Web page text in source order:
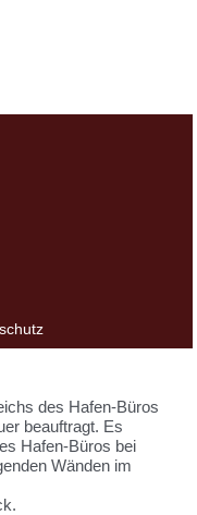
des Hafen-Büros
beauftragt. Es
Hafen-Büros bei
Wänden im